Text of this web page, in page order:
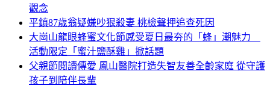
觀念
平鎮87歲翁疑嫌吵狠殺妻 桃檢聲押追查死因
大崗山龍眼蜂蜜文化節感受夏日最夯的「蜂」潮魅力
活動限定「蜜汁鹽酥雞」掀話題
父親節閱讀傳愛 鳳山醫院打造失智友善全齡家庭 從守護
孩子到陪伴長輩